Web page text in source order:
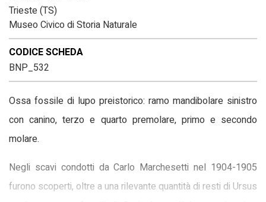
Trieste (TS)
Museo Civico di Storia Naturale
CODICE SCHEDA
BNP_532
Ossa fossile di lupo preistorico: ramo mandibolare sinistro
con canino, terzo e quarto premolare, primo e secondo
molare.
Negli scavi condotti da Carlo Marchesetti nel 1904-1905
furono scoperti, oltre a una rilevante quantità di resti di Ursus